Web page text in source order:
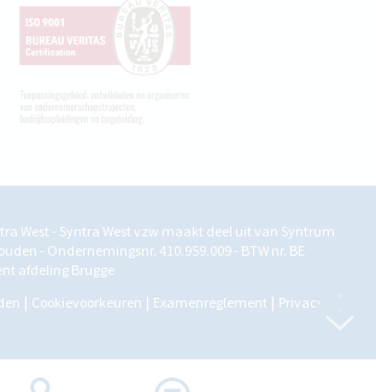
West - Syntra West vzw maakt deel uit van Syntrum
- Ondernemingsnr. 410.959.009 - BTW nr. BE
afdeling Brugge
Cookievoorkeuren Examenreglement
Privacy